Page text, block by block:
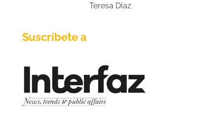
Teresa Díaz
Suscríbete a